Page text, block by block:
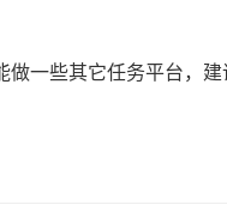
一些其它任务平台，建